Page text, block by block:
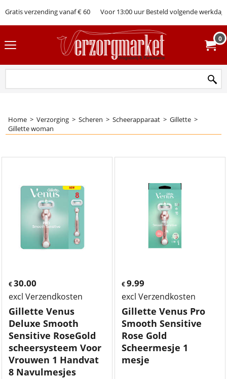
Gratis verzending vanaf € 60 Voor 13:00 uur Besteld volgende werkdag
0
Home > Verzorging > Scheren > Scheerapparaat > Gillette >
Gillette woman
€ 30.00
excl Verzendkosten
Gillette Venus
Deluxe Smooth
Sensitive RoseGold
scheersysteem Voor
Vrouwen 1 Handvat
8 Navulmesjes
€9.99
excl Verzendkosten
Gillette Venus Pro
Smooth Sensitive
Rose Gold
Scheermesje 1
mesje